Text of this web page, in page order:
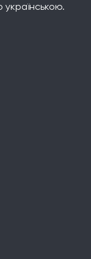
українською.